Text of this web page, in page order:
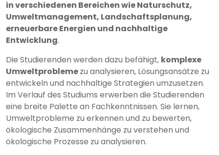
in verschiedenen Bereichen wie Naturschutz,
Umweltmanagement, Landschaftsplanung,
erneuerbare Energien und nachhaltige
Entwicklung.
Die Studierenden werden dazu befähigt, komplexe
Umweltproblemezu analysieren, Lösungsansätze zu
entwickeln und nachhaltige Strategien umzusetzen.
Im Verlauf des Studiums erwerben die Studierenden
eine breite Palette an Fachkenntnissen. Sie lernen,
Umweltprobleme zu erkennen und zu bewerten,
ökologische Zusammenhänge zu verstehen und
ökologische Prozesse zu analysieren.